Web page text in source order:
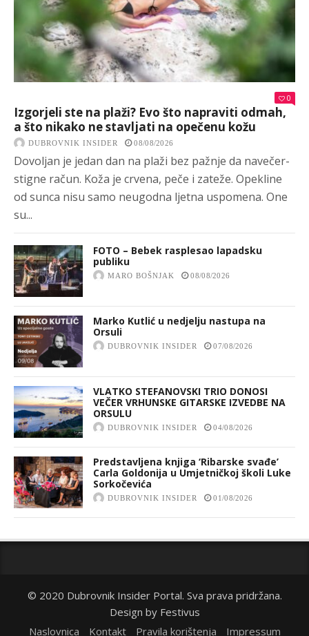
0
Izgorjeli ste na plaži? Evo što napraviti odmah,
a što nikako ne stavljati na opečenu kožu
DUBROVNIK INSIDER 08/08/2026
Dovoljan je jedan dan na plaži bez pažnje da navečer-
stigne račun. Koža je crvena, peče i zateže. Opekline
od sunca nisu samo neugodna ljetna uspomena. One
su...
FOTO – Bebek rasplesao lapadsku
publiku
MARO BOŠNJAK 08/08/2026
Marko Kutlić u nedjelju nastupa na
Orsuli
DUBROVNIK INSIDER 07/08/2026
VLATKO STEFANOVSKI TRIO DONOSI
VEČER VRHUNSKE GITARSKE IZVEDBE NA
ORSULU
DUBROVNIK INSIDER 04/08/2026
Predstavljena knjiga ‘Ribarske svađe’
Carla Goldonija u Umjetničkoj školi Luke
Sorkočevića
DUBROVNIK INSIDER 01/08/2026
© 2020 Dubrovnik Insider Portal. Sva prava pridržana.
Design by Festivus
Naslovnica
Kontakt Pravila korištenja Impressum